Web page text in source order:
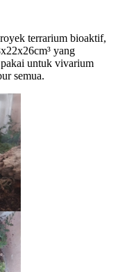
terrarium bioaktif,
yang
pakai untuk vivarium
semua.